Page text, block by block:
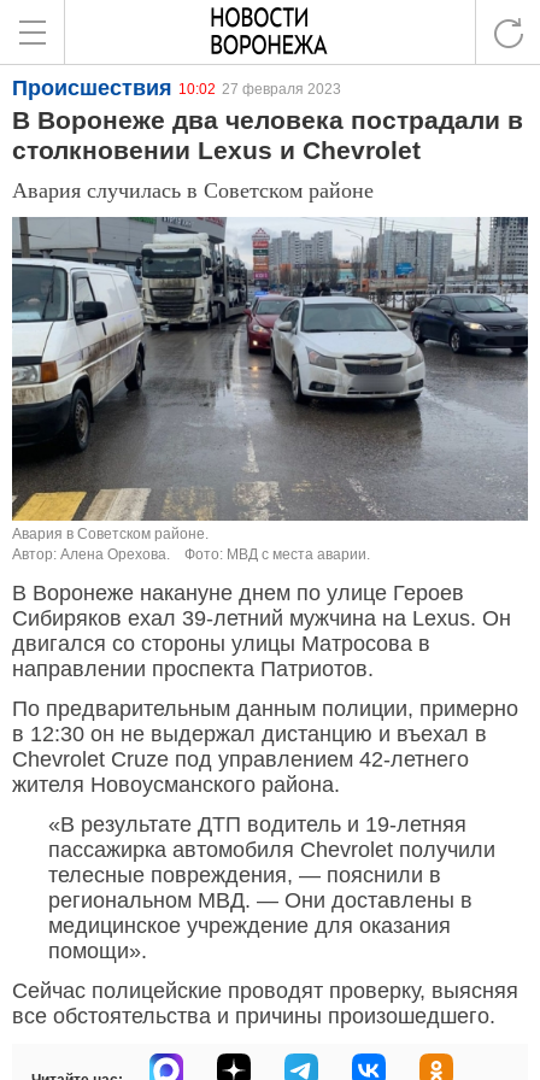
Происшествия 10:02 27 февраля 2023
В Воронеже два человека пострадали в
столкновении Lexus и Chevrolet
Авария случилась в Советском районе
Авария в Советском районе.
Автор: Алена Орехова.
Фото: МВД с места аварии.
В Воронеже накануне днем по улице Героев
Сибиряков ехал 39-летний мужчина на Lexus. Он
двигался со стороны улицы Матросова в
направлении проспекта Патриотов.
По предварительным данным полиции, примерно
в 12:30 он не выдержал дистанцию и въехал в
Chevrolet Cruze под управлением 42-летнего
жителя Новоусманского района.
«В результате ДТП водитель и 19-летняя
пассажирка автомобиля Chevrolet получили
телесные повреждения, — пояснили в
региональном МВД. — Они доставлены в
медицинское учреждение для оказания
помощи».
Сейчас полицейские проводят проверку, выясняя
все обстоятельства и причины произошедшего.